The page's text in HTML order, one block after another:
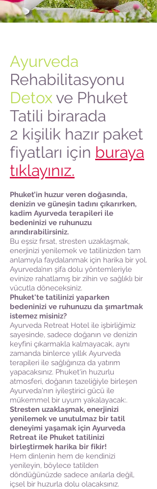
Ayurveda
Rehabilitasyonu
Detoxve Phuket
Tatili birarada
2 kişilik hazır paket
fiyatları için buraya
tıklayınız.
Phuket’in huzur veren doğasında,
denizin ve güneşin tadını çıkarırken,
kadim Ayurveda terapileri ile
bedeninizi ve ruhunuzu
arındırabilirsiniz.
Bu eşsiz fırsat, stresten uzaklaşmak,
enerjinizi yenilemek ve tatilinizden tam
anlamıyla faydalanmak için harika bir yol.
Ayurveda’nın şifa dolu yöntemleriyle
evinize rahatlamış bir zihin ve sağlıklı bir
vücutla döneceksiniz.
Phuket'te tatilinizi yaparken
bedeninizi ve ruhunuzu da şımartmak
istemez misiniz?
Ayurveda Retreat Hotel ile işbirliğimiz
sayesinde, sadece doğanın ve denizin
keyfini çıkarmakla kalmayacak, aynı
zamanda binlerce yıllık Ayurveda
terapileri ile sağlığınıza da yatırım
yapacaksınız. Phuket'in huzurlu
atmosferi, doğanın tazeliğiyle birleşen
Ayurveda'nın iyileştirici gücü ile
mükemmel bir uyum yakalayacak:.
Stresten uzaklaşmak, enerjinizi
yenilemek ve unutulmaz bir tatil
deneyimi yaşamak için Ayurveda
Retreat ile Phuket tatilinizi
birleştirmek harika bir fikir!
Hem dinlenin hem de kendinizi
yenileyin, böylece tatilden
döndüğünüzde sadece anılarla değil,
içsel bir huzurla dolu olacaksınız.